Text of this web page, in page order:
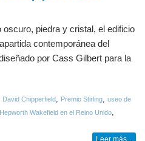
piedra y cristal, el edificio
contemporánea del
por Cass Gilbert para la
David Chipperfield Premio Stirling
useo de
Wakefield en el Reino Unido
Leer más...